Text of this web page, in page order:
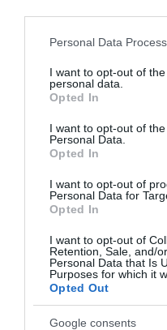
Please note that this
not limited to your visit or
grant or deny consent to
use your data for below
consent section.
Personal Data
I want to opt-out of
personal data.
Opted In
I want to opt-out of
Personal Data.
Opted In
I want to opt-out of
Personal Data for
Opted In
I want to opt-out of
Retention, Sale, and/
Personal Data that Is
Purposes for which it
Opted Out
Google consents
KIRÁNDULÁS A
ARBORÉTUMBA
2026-08-04